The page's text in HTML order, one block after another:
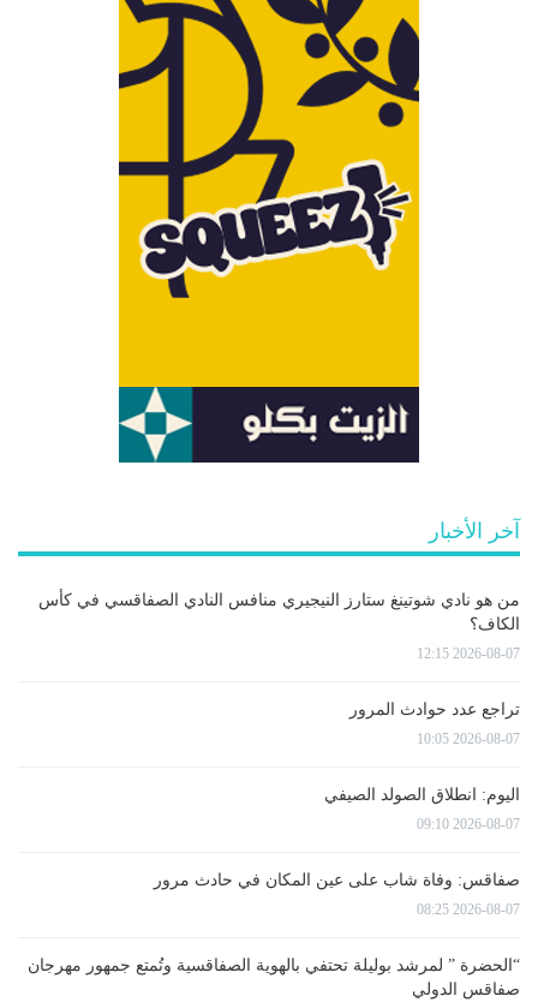
آخر الأخبار
من هو نادي شوتينغ ستارز النيجيري منافس النادي الصفاقسي في كأس
الكاف؟
2026-08-07 12:15
تراجع عدد حوادث المرور
2026-08-07 10:05
اليوم: انطلاق الصولد الصيفي
2026-08-07 09:10
صفاقس: وفاة شاب على عين المكان في حادث مرور
2026-08-07 08:25
“الحضرة ” لمرشد بوليلة تحتفي بالهوية الصفاقسية وتُمتع جمهور مهرجان
صفاقس الدولي